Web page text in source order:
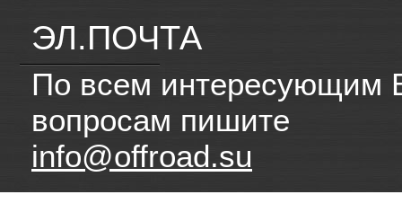
ЭЛ.ПОЧТА
По всем интересующим
вопросам пишите
info@offroad.su